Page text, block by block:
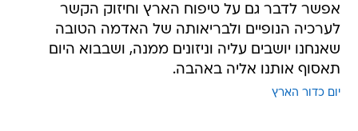
אפשר לדבר גם על טיפוח הארץ וחיזוק הקשר
לערכיה הנופיים ולבריאותה של האדמה הטובה
שאנחנו יושבים עליה וניזונים ממנה, ושבבוא היום
תאסוף אותנו אליה באהבה.
יום כדור הארץ